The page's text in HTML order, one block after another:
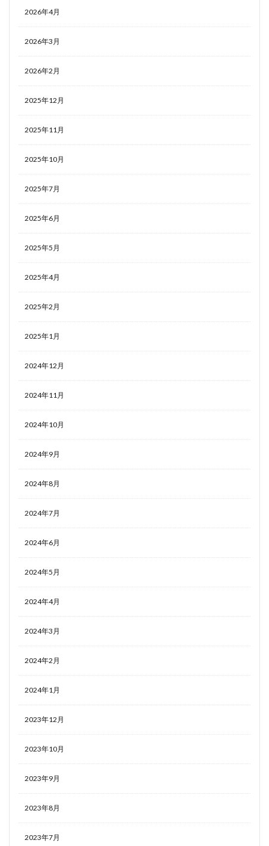
2026年4月
2026年3月
2026年2月
2025年12月
2025年11月
2025年10月
2025年7月
2025年6月
2025年5月
2025年4月
2025年2月
2025年1月
2024年12月
2024年11月
2024年10月
2024年9月
2024年8月
2024年7月
2024年6月
2024年5月
2024年4月
2024年3月
2024年2月
2024年1月
2023年12月
2023年10月
2023年9月
2023年8月
2023年7月